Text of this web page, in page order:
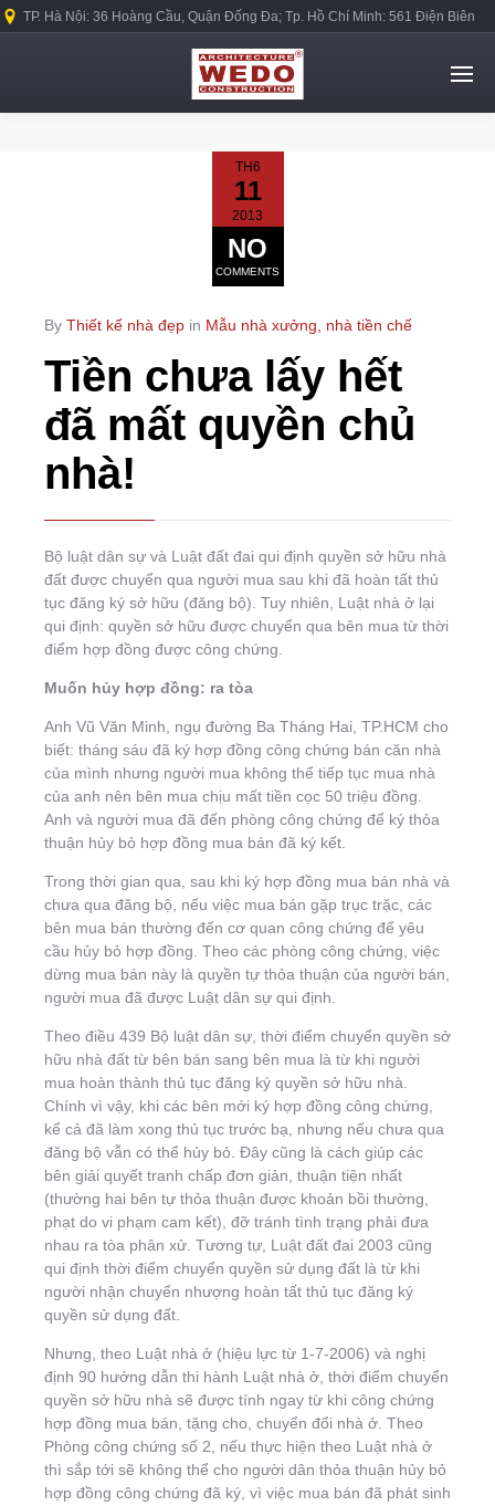
TP. Hà Nội: 36 Hoàng Cầu, Quận Đống Đa; Tp. Hồ Chí Minh: 561 Điện Biên
TH6
11
2013
NO
COMMENTS
By Thiết kế nhà đẹp in Mẫu nhà xưởng, nhà tiền chế
Tiền chưa lấy hết
đã mất quyền chủ
nhà!
Bộ luật dân sự và Luật đất đai qui định quyền sở hữu nhà
đất được chuyển qua người mua sau khi đã hoàn tất thủ
tục đăng ký sở hữu (đăng bộ). Tuy nhiên, Luật nhà ở lại
qui định: quyền sở hữu được chuyển qua bên mua từ thời
điểm hợp đồng được công chứng.
Muốn hủy hợp đồng: ra tòa
Anh Vũ Văn Minh, ngụ đường Ba Tháng Hai, TP.HCM cho
biết: tháng sáu đã ký hợp đồng công chứng bán căn nhà
của mình nhưng người mua không thể tiếp tục mua nhà
của anh nên bên mua chịu mất tiền cọc 50 triệu đồng.
Anh và người mua đã đến phòng công chứng để ký thỏa
thuận hủy bỏ hợp đồng mua bán đã ký kết.
Trong thời gian qua, sau khi ký hợp đồng mua bán nhà và
chưa qua đăng bộ, nếu việc mua bán gặp trục trặc, các
bên mua bán thường đến cơ quan công chứng để yêu
cầu hủy bỏ hợp đồng. Theo các phòng công chứng, việc
dừng mua bán này là quyền tự thỏa thuận của người bán,
người mua đã được Luật dân sự qui định.
Theo điều 439 Bộ luật dân sự, thời điểm chuyển quyền sở
hữu nhà đất từ bên bán sang bên mua là từ khi người
mua hoàn thành thủ tục đăng ký quyền sở hữu nhà.
Chính vì vậy, khi các bên mới ký hợp đồng công chứng,
kể cả đã làm xong thủ tục trước bạ, nhưng nếu chưa qua
đăng bộ vẫn có thể hủy bỏ. Đây cũng là cách giúp các
bên giải quyết tranh chấp đơn giản, thuận tiện nhất
(thường hai bên tự thỏa thuận được khoản bồi thường,
phạt do vi phạm cam kết), đỡ tránh tình trạng phải đưa
nhau ra tòa phân xử. Tương tự, Luật đất đai 2003 cũng
qui định thời điểm chuyển quyền sử dụng đất là từ khi
người nhận chuyển nhượng hoàn tất thủ tục đăng ký
quyền sử dụng đất.
Nhưng, theo Luật nhà ở (hiệu lực từ 1-7-2006) và nghị
định 90 hướng dẫn thi hành Luật nhà ở, thời điểm chuyển
quyền sở hữu nhà sẽ được tính ngay từ khi công chứng
hợp đồng mua bán, tặng cho, chuyển đổi nhà ở. Theo
Phòng công chứng số 2, nếu thực hiện theo Luật nhà ở
thì sắp tới sẽ không thể cho người dân thỏa thuận hủy bỏ
hợp đồng công chứng đã ký, vì việc mua bán đã phát sinh